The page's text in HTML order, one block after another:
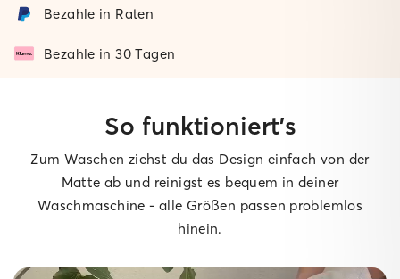
Bezahle in Raten
Bezahle in 30 Tagen
So funktioniert’s
Zum Waschen ziehst du das Design einfach von der
Matte ab und reinigst es bequem in deiner
Waschmaschine - alle Größen passen problemlos
hinein.